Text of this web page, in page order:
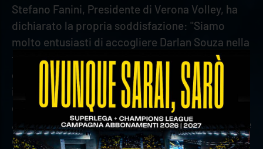
Stefano Fanini, Presidente di Verona Volley, ha
dichiarato la propria soddisfazione: "Siamo
molto entusiasti di accogliere Darlan Souza nella
famiglia di Rana Verona. È un giocatore giovane
e talentuoso con già alle spalle un percorso
importante a livello internazionale, soprattutto
con la maglia della nazionale brasiliana.
Abbiamo seguito con attenzione la sua crescita e
crediamo fortemente nelle sue potenzialità.